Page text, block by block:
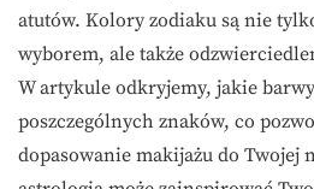
atutów. Kolory zodiaku są nie
wyborem, ale także
W artykule odkryjemy, jakie
poszczególnych znaków, co
dopasowanie makijażu do Twojej